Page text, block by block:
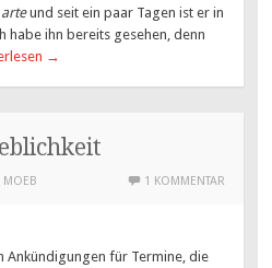
arteund seit ein paar Tagen ist er in
ihn bereits gesehen, denn
→
MOEB 1 KOMMENTAR
Ankündigungen für Termine, die